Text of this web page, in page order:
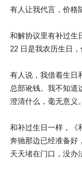
有人让我代言，价格
和解协议里有补过生
22 日是我农历生日
有人说，我借着生日
总部讹钱。我不知道
澄清什么，毫无意义。
和补过生日一样，《
奔驰那边已经准备好
天天堵在门口，没办